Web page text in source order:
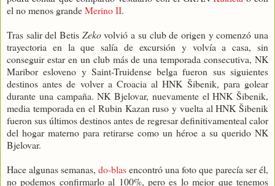
el no menos grandeMerino II.
Tras salir del Betis Zekovolvió a su club de origen y comenzó una
trayectoria en la que salía de excursión y volvía a casa, sin
conseguir estar en un club más de una temporada consecutiva, NK
Maribor esloveno y Saint-Truidense belga fueron sus siguientes
destinos antes de volver a Croacia al HNK Šibenik, para golear
durante una campaña. NK Bjelovar, nuevamente el HNK Šibenik,
media temporada en el Rubin Kazan ruso y vuelta al HNK Šibenik
fueron sus últimos destinos antes de regresar definitivamenteal calor
del hogar materno para retirarse como un héroe a su querido NK
Bjelovar.
Hace algunas semanas, do-blasencontró una foto que parecía ser él,
no podemos confirmarlo al 100%, pero es lo mejor que tenemos